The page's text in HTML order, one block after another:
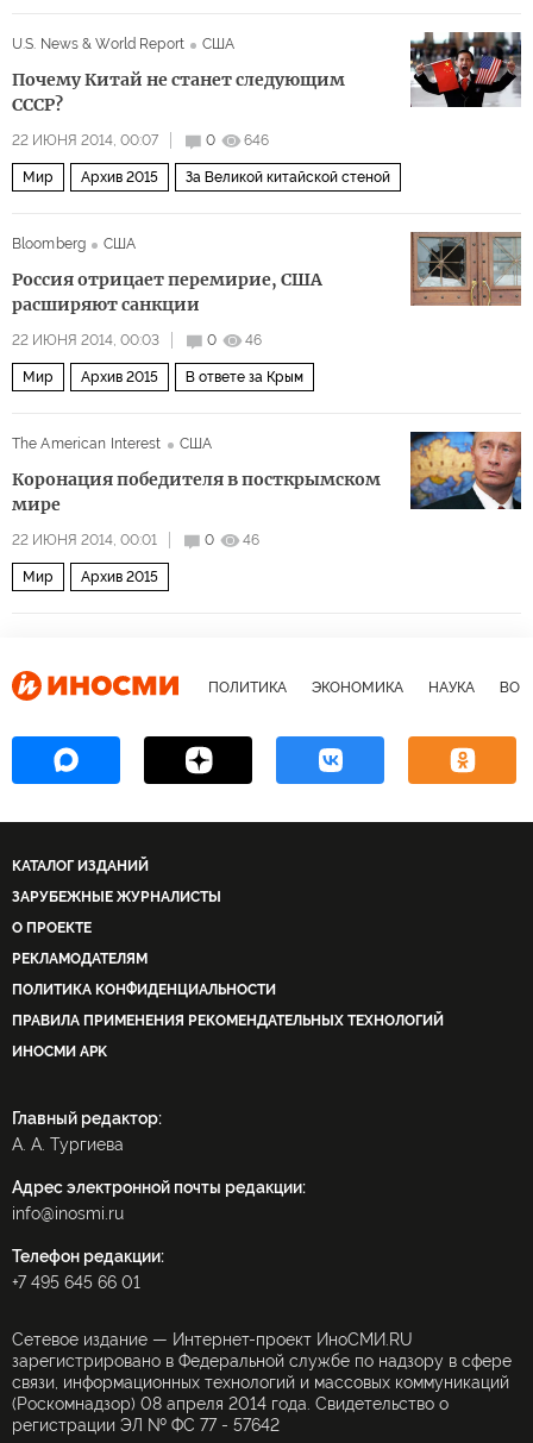
U.S. News & World Report США
Почему Китай не станет следующим
СССР?
22 ИЮНЯ 2014, 00:07 0 646
Мир Архив 2015 За Великой китайской стеной
Bloomberg США
Россия отрицает перемирие, США
расширяют санкции
22 ИЮНЯ 2014, 00:03 0 46
Мир Архив 2015 В ответе за Крым
The American Interest США
Коронация победителя в посткрымском
мире
22 ИЮНЯ 2014, 00:01 0 46
Мир Архив 2015
ПОЛИТИКА ЭКОНОМИКА НАУКА
КАТАЛОГ ИЗДАНИЙ
ЗАРУБЕЖНЫЕ ЖУРНАЛИСТЫ
О ПРОЕКТЕ
РЕКЛАМОДАТЕЛЯМ
ПОЛИТИКА КОНФИДЕНЦИАЛЬНОСТИ
ПРАВИЛА ПРИМЕНЕНИЯ РЕКОМЕНДАТЕЛЬНЫХ ТЕХНОЛОГИЙ
ИНОСМИ APK
Главный редактор:
А. А. Тургиева
Адрес электронной почты редакции:
info@inosmi.ru
Телефон редакции:
+7 495 645 66 01
Сетевое издание — Интернет-проект ИноСМИ.RU
зарегистрировано в Федеральной службе по надзору в сфере
связи, информационных технологий и массовых коммуникаций
(Роскомнадзор) 08 апреля 2014 года. Свидетельство о
регистрации ЭЛ № ФС 77 - 57642